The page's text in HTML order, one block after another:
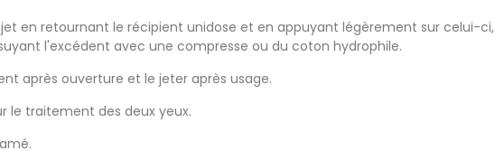
en retournant le récipient unidose et en appuyant légèrement sur celui-
l'excédent avec une compresse ou du coton hydrophile.
après ouverture et le jeter après usage.
le traitement des deux yeux.